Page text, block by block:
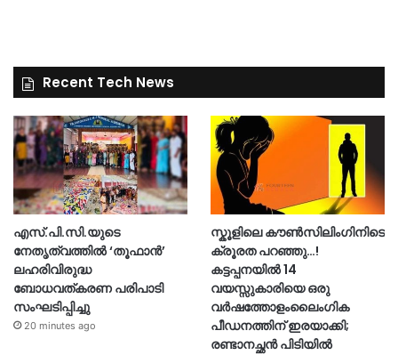
Recent Tech News
എസ്.പി.സി.യുടെ
നേതൃത്വത്തിൽ ‘തൂഫാൻ’
ലഹരിവിരുദ്ധ
ബോധവത്കരണ പരിപാടി
സംഘടിപ്പിച്ചു
20 minutes ago
സ്കൂളിലെ കൗൺസിലിംഗിനിടെ
ക്രൂരത പറഞ്ഞു…!
കട്ടപ്പനയിൽ 14
വയസ്സുകാരിയെ ഒരു
വർഷത്തോളംലൈംഗിക
പീഡനത്തിന് ഇരയാക്കി;
രണ്ടാനച്ഛൻ പിടിയിൽ